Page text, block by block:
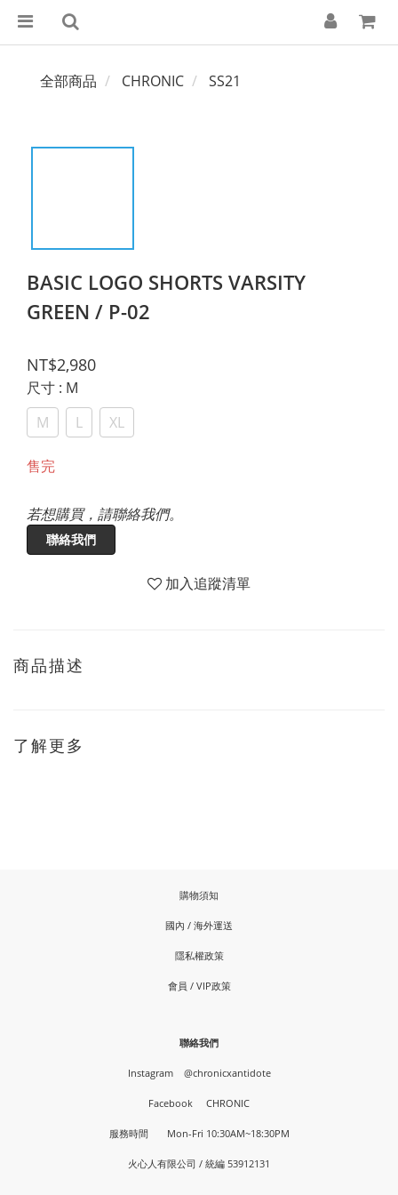
全部商品 CHRONIC SS21
BASIC LOGO SHORTS VARSITY
GREEN / P-02
NT$2,980
尺寸 : M
M
L XL
售完
若想購買，請聯絡我們。
聯絡我們
加入追蹤清單
商品描述
了解更多
購物須知
國內 / 海外運送
隱私權政策
會員 / VIP政策
聯絡我們
Instagram @chronicxantidote
Facebook CHRONIC
服務時間 Mon-Fri 10:30AM~18:30PM
火心人有限公司 / 統編 53912131